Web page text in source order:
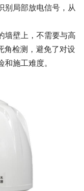
别局部放电信号，从
墙壁上，不需要与高
角检测，避免了对设
施工难度。